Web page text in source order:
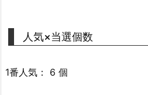
人気×当選個数
1番人気： 6 個